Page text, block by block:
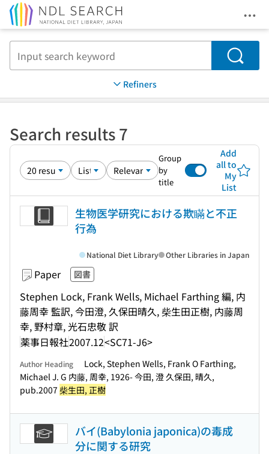
Search
Refiners
Search results 7
Group
by
title
Add
all to
My
List
生物医学研究における欺瞞と不正
行為
Paper 図書
Stephen Lock, Frank Wells, Michael Farthing 編, 内
藤周幸 監訳, 今田澄, 久保田晴久, 柴生田正樹, 内藤周
幸, 野村章, 光石忠敬 訳
薬事日報社2007.12<SC71-J6>
National Diet Library Other Libraries in Japan
Author Heading
Lock, Stephen Wells, Frank O Farthing,
Michael J. G 内藤, 周幸, 1926- 今田, 澄 久保田, 晴久,
pub.2007 柴生田, 正樹
バイ(Babylonia japonica)の毒成
分に関する研究